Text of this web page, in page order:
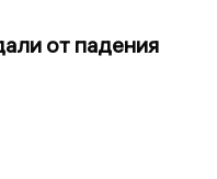
от падения